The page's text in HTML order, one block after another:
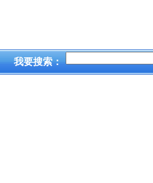
我要搜索：